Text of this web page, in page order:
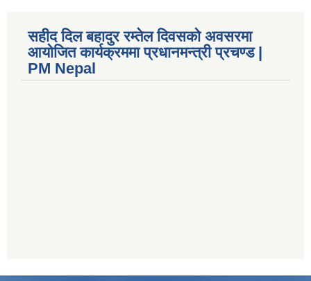
सहीद दिल बहादुर रम्तेल दिवसको अवसरमा
आयोजित कार्यक्रममा प्रधानमन्त्री प्रचण्ड |
PM Nepal